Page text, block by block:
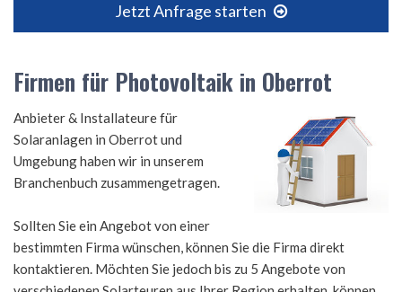
Jetzt Anfrage starten
Firmen für Photovoltaik in Oberrot
Anbieter & Installateure für
Solaranlagen in Oberrot und
Umgebung haben wir in unserem
Branchenbuch zusammengetragen.
Sollten Sie ein Angebot von einer
bestimmten Firma wünschen, können Sie die Firma direkt
kontaktieren. Möchten Sie jedoch bis zu 5 Angebote von